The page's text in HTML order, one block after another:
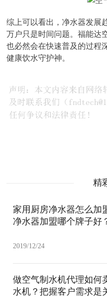
综上可以看出，净水器发展
万户只是时间问题。福能达
也必然会在快速普及的过程
健康饮水守护神。
精
家用厨房净水器怎么加
净水器加盟​哪个牌子好
2019/12/24
做空气制水机代理如何
水机？把握客户需求是